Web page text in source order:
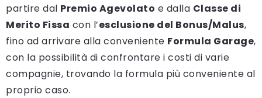
partire dal Premio Agevolato e dalla Classe di
Merito Fissa con l’esclusione del Bonus/Malus,
fino ad arrivare alla conveniente Formula Garage,
con la possibilità di confrontare i costi di varie
compagnie, trovando la formula più conveniente al
proprio caso.